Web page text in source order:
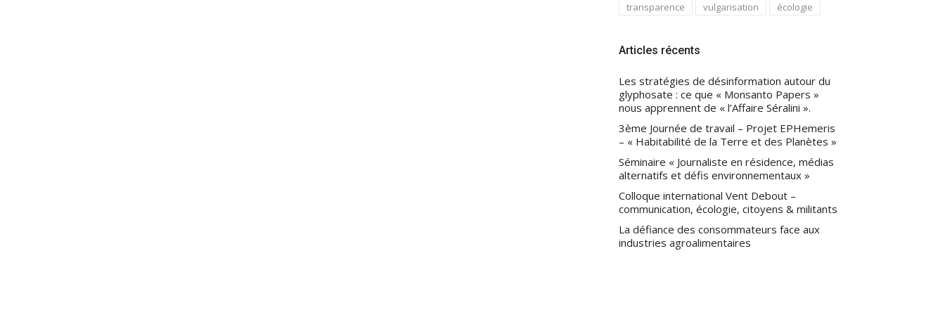
transparence vulgarisation écologie
Articles récents
Les stratégies de désinformation autour du
glyphosate : ce que « Monsanto Papers »
nous apprennent de « l’Affaire Séralini ».
3ème Journée de travail – Projet EPHemeris
– « Habitabilité de la Terre et des Planètes »
Séminaire « Journaliste en résidence, médias
alternatifs et défis environnementaux »
Colloque international Vent Debout –
communication, écologie, citoyens & militants
La défiance des consommateurs face aux
industries agroalimentaires